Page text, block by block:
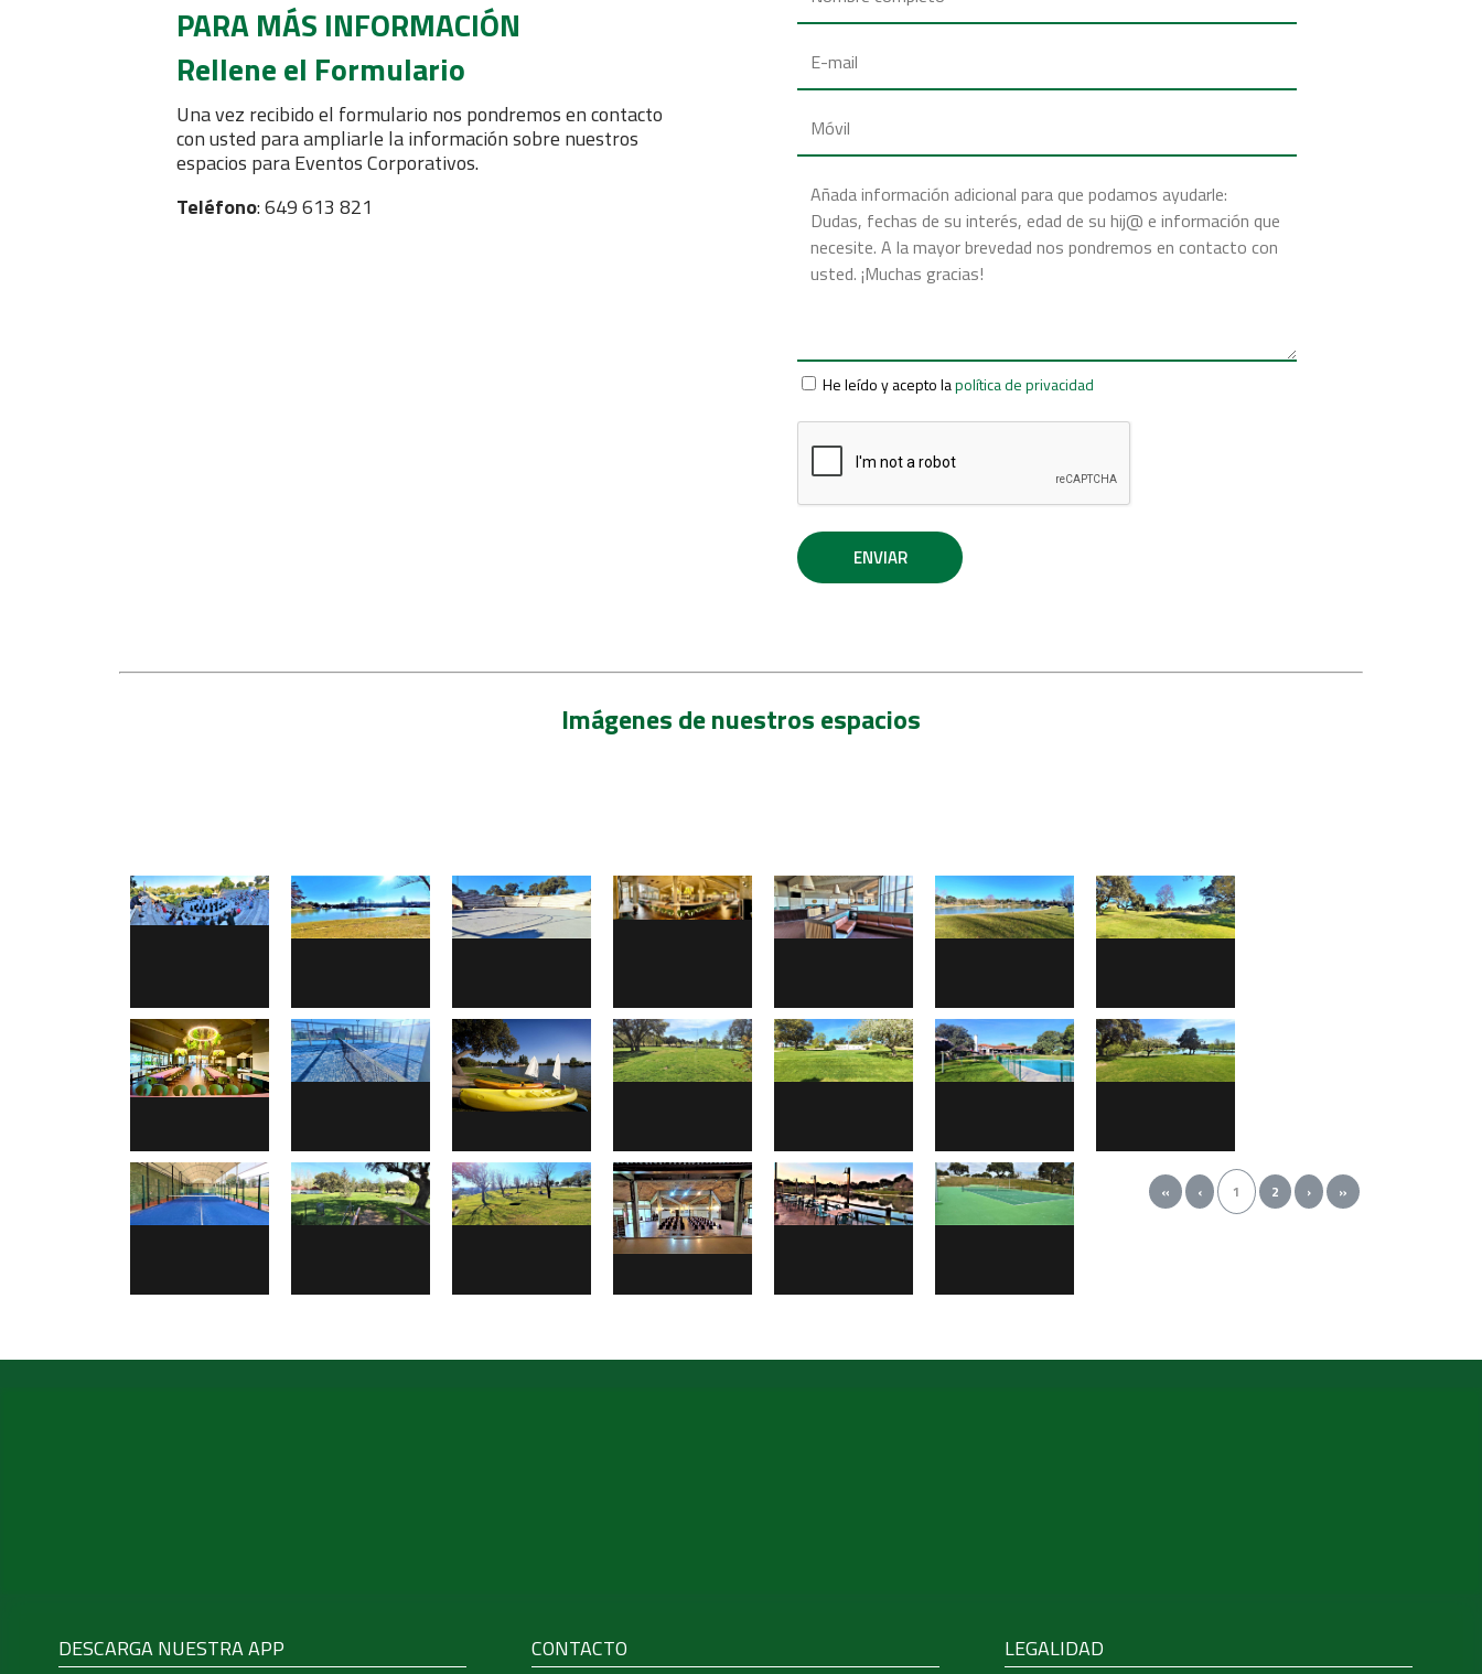
PARA MÁS INFORMACIÓN
Rellene el Formulario
Una vez recibido el formulario nos pondremos en contacto
con usted para ampliarle la información sobre nuestros
espacios para Eventos Corporativos.
Teléfono: 649 613 821
He leído y acepto lapolítica de privacidad
Imágenes de nuestros espacios
« ‹ 1 2 › »
DESCARGA NUESTRA APP CONTACTO LEGALIDAD